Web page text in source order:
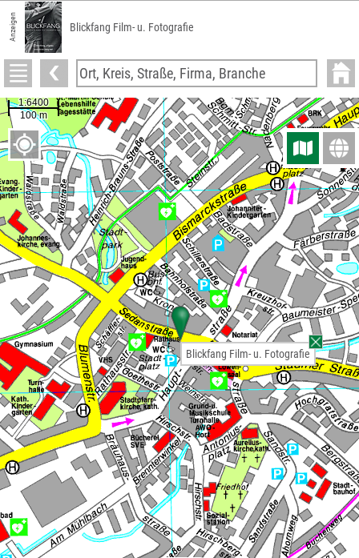
Anzeigen Blickfang Film- u. Fotografie
Blickfang Film- u. Fotografie